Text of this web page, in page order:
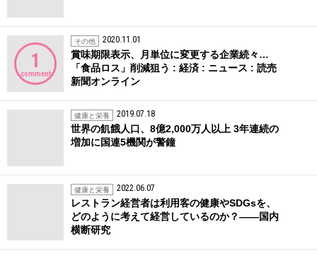
1
comment
その他 2020.11.01
賞味期限表示、月単位に変更する企業続々…
「食品ロス」削減狙う : 経済 : ニュース : 読売
新聞オンライン
健康と栄養 2019.07.18
世界の飢餓人口、8億2,000万人以上 3年連続の
増加に国連5機関が警鐘
健康と栄養 2022.06.07
レストラン経営者は利用客の健康やSDGsを、
どのように考えて経営しているのか？――国内
横断研究